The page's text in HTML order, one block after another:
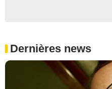
Dernières news